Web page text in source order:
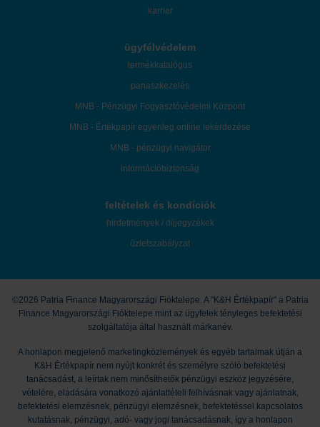
karrier
ügyfélvédelem
termékkatalógus
panaszkezelés
MNB - Pénzügyi Fogyasztóvédelmi Központ
MNB - Értékpapír egyenleg online lekérdezése
MNB - pénzügyi navigátor
információbiztonság
feltételek és kondíciók
hirdetmények / díjjegyzékek
üzletszabályzat
©2026 Patria Finance Magyarországi Fióktelepe. A "K&H Értékpapír" a Patria
Finance Magyarországi Fióktelepe mint az ügyfelek tényleges befektetési
szolgáltatója által használt márkanév.
A honlapon megjelenő marketingközlemények és egyéb tartalmak útján a
K&H Értékpapír nem nyújt konkrét és személyre szóló befektetési
tanácsadást, a leírtak nem minősíthetők pénzügyi eszköz jegyzésére,
vételére, eladására vonatkozó ajánlattételi felhívásnak vagy ajánlatnak,
befektetési elemzésnek, pénzügyi elemzésnek, befektetéssel kapcsolatos
kutatásnak, pénzügyi, adó- vagy jogi tanácsadásnak, így a honlapon